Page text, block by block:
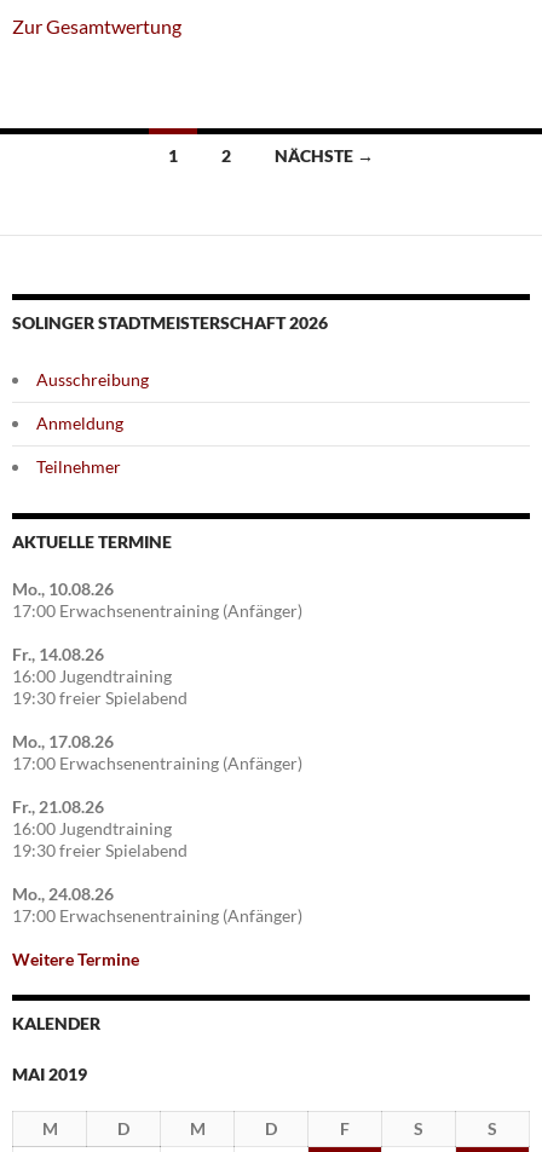
Zur Gesamtwertung
Beitragsnavigation
1 2 NÄCHSTE →
SOLINGER STADTMEISTERSCHAFT 2026
Ausschreibung
Anmeldung
Teilnehmer
AKTUELLE TERMINE
Mo., 10.08.26
17:00 Erwachsenentraining (Anfänger)
Fr., 14.08.26
16:00 Jugendtraining
19:30 freier Spielabend
Mo., 17.08.26
17:00 Erwachsenentraining (Anfänger)
Fr., 21.08.26
16:00 Jugendtraining
19:30 freier Spielabend
Mo., 24.08.26
17:00 Erwachsenentraining (Anfänger)
Weitere Termine
KALENDER
MAI 2019
M D M D F S
S